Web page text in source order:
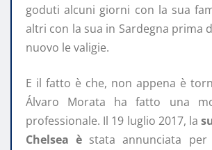
goduti alcuni giorni con la sua
altri con la sua in Sardegna prima
nuovo le valigie.
E il fatto è che, non appena è
Álvaro Morata ha fatto una
professionale. Il 19 luglio 2017, la
Chelsea è stata annunciata